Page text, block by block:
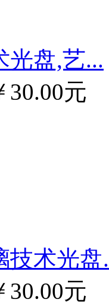
光盘,艺...
30.00元
技术光盘
30.00元